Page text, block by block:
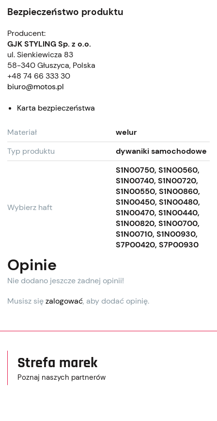
Bezpieczeństwo produktu
Producent:
GJK STYLING Sp. z o.o.
ul. Sienkiewicza 83
58-340 Głuszyca, Polska
+48 74 66 333 30
biuro@motos.pl
Karta bezpieczeństwa
Materiał
welur
Typ produktu
dywaniki samochodowe
Wybierz haft
S1N00750, S1N00560,
S1N00740, S1N00720,
S1N00550, S1N00860,
S1N00450, S1N00480,
S1N00470, S1N00440,
S1N00820, S1N00700,
S1N00710, S1N00930,
S7P00420, S7P00930
Opinie
Nie dodano jeszcze żadnej opinii!
Musisz sięzalogować, aby dodać opinię.
Strefa marek
Poznaj naszych partnerów